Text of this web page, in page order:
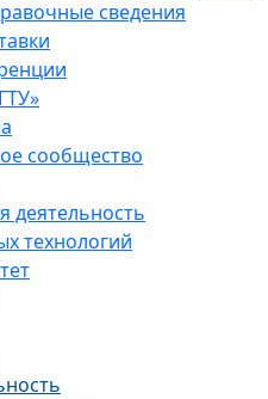
сведения
сообщество
деятельность
технологий